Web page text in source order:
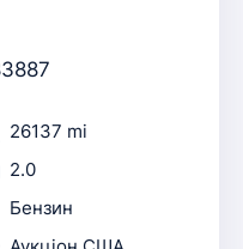
26137 mi
2.0
Бензин